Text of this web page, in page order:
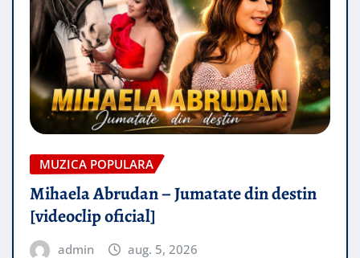
MUZICA POPULARA
Mihaela Abrudan – Jumatate din destin
[videoclip oficial]
admin aug. 5, 2026